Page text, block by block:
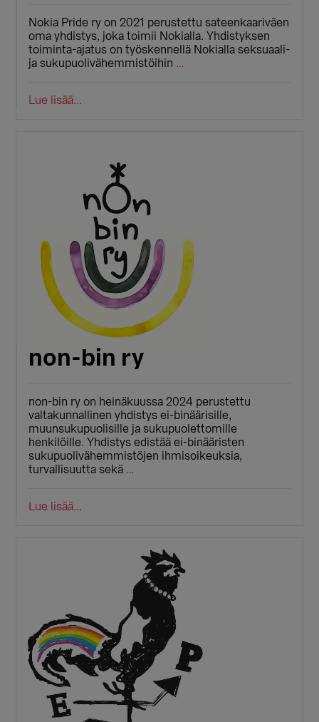
Nokia Pride ry on 2021 perustettu sateenkaariväen
oma yhdistys, joka toimii Nokialla. Yhdistyksen
toiminta-ajatus on työskennellä Nokialla seksuaali-
ja sukupuolivähemmistöihin …
Lue lisää...
non-bin ry
non-bin ry on heinäkuussa 2024 perustettu
valtakunnallinen yhdistys ei-binäärisille,
muunsukupuolisille ja sukupuolettomille
henkilöille. Yhdistys edistää ei-binääristen
sukupuolivähemmistöjen ihmisoikeuksia,
turvallisuutta sekä …
Lue lisää...